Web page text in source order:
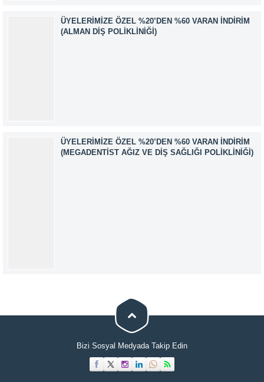
ÜYELERIMIZE ÖZEL %20’DEN %60 VARAN İNDIRIM
(ALMAN DIŞ POLIKLINIĞI)
ÜYELERIMIZE ÖZEL %20’DEN %60 VARAN İNDIRIM
(MEGADENTIST AĞIZ VE DIŞ SAĞLIĞI POLIKLINIĞI)
Bizi Sosyal Medyada Takip Edin